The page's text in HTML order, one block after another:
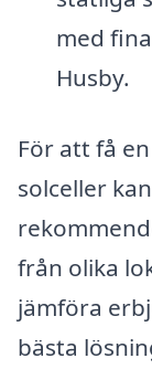
med
Husby.
För att få
solceller
från olika
jämföra
bästa